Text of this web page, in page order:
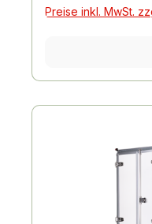
Preise inkl. MwSt.